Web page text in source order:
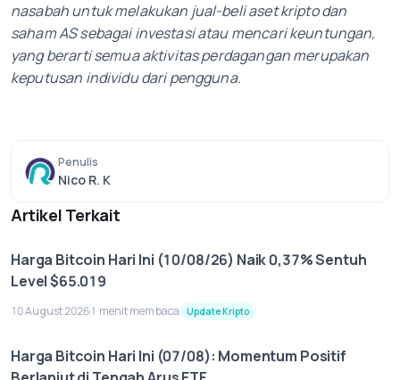
nasabah untuk melakukan jual-beli aset kripto dan
saham AS sebagai investasi atau mencari keuntungan,
yang berarti semua aktivitas perdagangan merupakan
keputusan individu dari pengguna.
Penulis
Nico R. K
Artikel Terkait
Harga Bitcoin Hari Ini (10/08/26) Naik 0,37% Sentuh
Level $65.019
10 August 20261 menit membaca Update Kripto
Harga Bitcoin Hari Ini (07/08): Momentum Positif